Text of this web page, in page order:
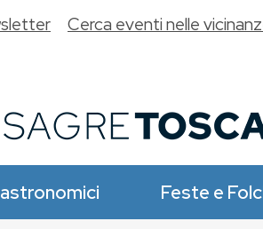
Feste e
Cerca eventi nelle